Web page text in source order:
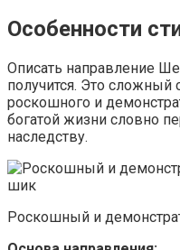
Особенности
Описать направление
получится. Это сложный
роскошного и
богатой жизни словно
наследству.
Роскошный и